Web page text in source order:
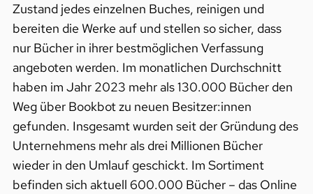
Zustand jedes einzelnen Buches, reinigen und
bereiten die Werke auf und stellen so sicher, dass
nur Bücher in ihrer bestmöglichen Verfassung
angeboten werden. Im monatlichen Durchschnitt
haben im Jahr 2023 mehr als 130.000 Bücher den
Weg über Bookbot zu neuen Besitzer:innen
gefunden. Insgesamt wurden seit der Gründung des
Unternehmens mehr als drei Millionen Bücher
wieder in den Umlauf geschickt. Im Sortiment
befinden sich aktuell 600.000 Bücher – das Online